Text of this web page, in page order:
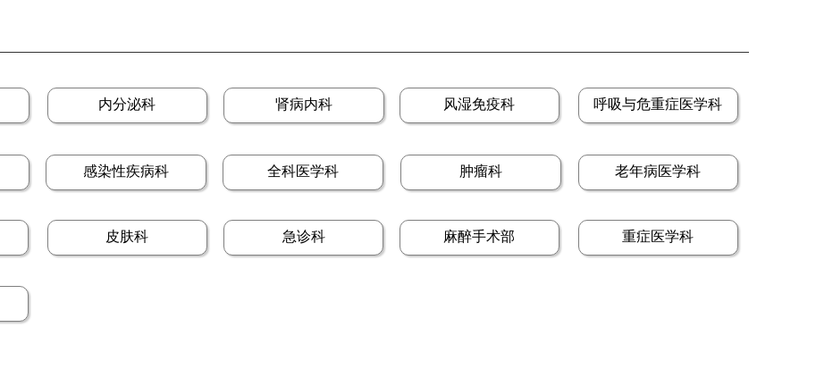
内分泌科 肾病内科 风湿免疫科 呼吸与危重症医学科
感染性疾病科 全科医学科 肿瘤科 老年病医学科
皮肤科 急诊科 麻醉手术部 重症医学科